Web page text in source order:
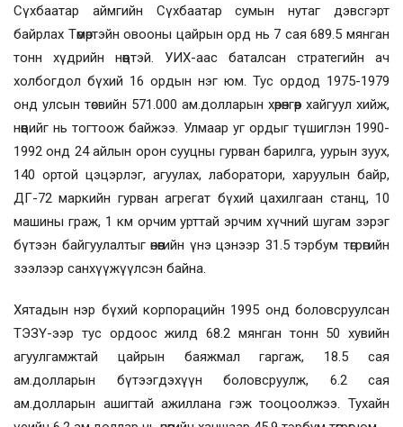
Сүхбаатар аймгийн Сүхбаатар сумын нутаг дэвсгэрт
байрлах Төмөртэйн овооны цайрын орд нь 7 сая 689.5 мянган
тонн хүдрийн нөөцтэй. УИХ-аас баталсан стратегийн ач
холбогдол бүхий 16 ордын нэг юм. Тус ордод 1975-1979
онд улсын төсвийн 571.000 ам.долларын хөрөнгөөр хайгуул хийж,
нөөцийг нь тогтоож байжээ. Улмаар уг ордыг түшиглэн 1990-
1992 онд 24 айлын орон сууцны гурван барилга, уурын зуух,
140 ортой цэцэрлэг, агуулах, лаборатори, харуулын байр,
ДГ-72 маркийн гурван агрегат бүхий цахилгаан станц, 10
машины граж, 1 км орчим урттай эрчим хүчний шугам зэрэг
бүтээн байгуулалтыг өнөөгийн үнэ цэнээр 31.5 тэрбум төгрөгийн
зээлээр санхүүжүүлсэн байна.
Хятадын нэр бүхий корпорацийн 1995 онд боловсруулсан
ТЭЗҮ-ээр тус ордоос жилд 68.2 мянган тонн 50 хувийн
агуулгамжтай цайрын баяжмал гаргаж, 18.5 сая
ам.долларын бүтээгдэхүүн боловсруулж, 6.2 сая
ам.долларын ашигтай ажиллана гэж тооцоолжээ. Тухайн